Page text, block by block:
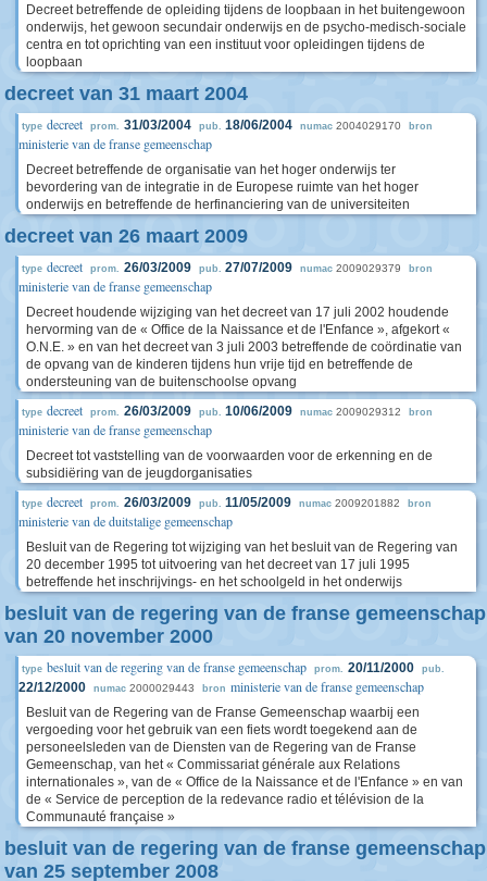
Decreet betreffende de opleiding tijdens de loopbaan in het buitengewoon
onderwijs, het gewoon secundair onderwijs en de psycho-medisch-sociale
centra en tot oprichting van een instituut voor opleidingen tijdens de
loopbaan
decreet van 31 maart 2004
type decreet prom. 31/03/2004 pub. 18/06/2004 numac 2004029170 bron
ministerie van de franse gemeenschap
Decreet betreffende de organisatie van het hoger onderwijs ter
bevordering van de integratie in de Europese ruimte van het hoger
onderwijs en betreffende de herfinanciering van de universiteiten
decreet van 26 maart 2009
type decreet prom. 26/03/2009 pub. 27/07/2009 numac 2009029379 bron
ministerie van de franse gemeenschap
Decreet houdende wijziging van het decreet van 17 juli 2002 houdende
hervorming van de « Office de la Naissance et de l'Enfance », afgekort «
O.N.E. » en van het decreet van 3 juli 2003 betreffende de coördinatie van
de opvang van de kinderen tijdens hun vrije tijd en betreffende de
ondersteuning van de buitenschoolse opvang
type decreet prom. 26/03/2009 pub. 10/06/2009 numac 2009029312 bron
ministerie van de franse gemeenschap
Decreet tot vaststelling van de voorwaarden voor de erkenning en de
subsidiëring van de jeugdorganisaties
type decreet prom. 26/03/2009 pub. 11/05/2009 numac 2009201882 bron
ministerie van de duitstalige gemeenschap
Besluit van de Regering tot wijziging van het besluit van de Regering van
20 december 1995 tot uitvoering van het decreet van 17 juli 1995
betreffende het inschrijvings- en het schoolgeld in het onderwijs
besluit van de regering van de franse gemeenschap
van 20 november 2000
type besluit van de regering van de franse gemeenschap prom. 20/11/2000 pub.
22/12/2000 numac 2000029443 bron ministerie van de franse gemeenschap
Besluit van de Regering van de Franse Gemeenschap waarbij een
vergoeding voor het gebruik van een fiets wordt toegekend aan de
personeelsleden van de Diensten van de Regering van de Franse
Gemeenschap, van het « Commissariat générale aux Relations
internationales », van de « Office de la Naissance et de l'Enfance » en van
de « Service de perception de la redevance radio et télévision de la
Communauté française »
besluit van de regering van de franse gemeenschap
van 25 september 2008